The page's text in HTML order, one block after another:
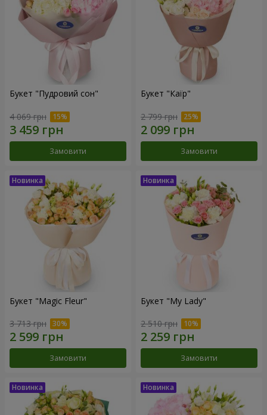
Букет "Пудровий сон"
4 069 грн
Замовити
Букет "Каїр"
2 799 грн
Замовити
Букет "Magic Fleur"
3 713 грн
Замовити
Букет "My Lady"
2 510 грн
Замовити